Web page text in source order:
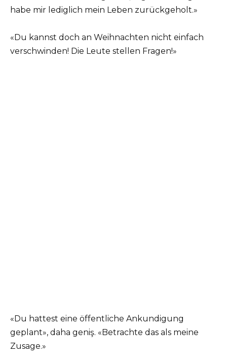
habe mir lediglich mein Leben zurückgeholt.»
«Du kannst doch an Weihnachten nicht einfach
verschwinden! Die Leute stellen Fragen!»
«Du hattest eine öffentliche Ankundigung
geplant», daha geniş. «Betrachte das als meine
Zusage.»